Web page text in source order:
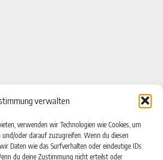
verwalten
verwenden wir Technologien wie Cookies, um
oder darauf zuzugreifen. Wenn du diesen
Daten wie das Surfverhalten oder eindeutige IDs
du deine Zustimmung nicht erteilst oder
16